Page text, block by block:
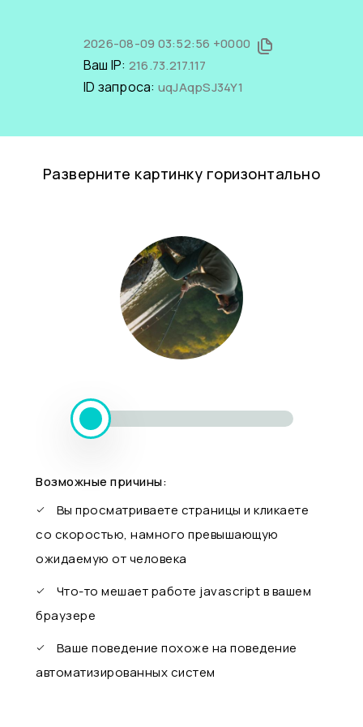
2026-08-09 03:52:56 +0000
Ваш IP: 216.73.217.117
ID запроса: uqJAqpSJ34Y1
Разверните картинку горизонтально
Возможные причины:
Вы просматриваете страницы и кликаете
со скоростью, намного превышающую
ожидаемую от человека
Что-то мешает работе javascript в вашем
браузере
Ваше поведение похоже на поведение
автоматизированных систем